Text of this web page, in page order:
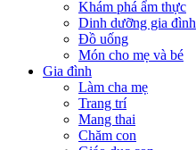
Khám phá ẩm thực
Dinh dưỡng gia đình
Đồ uống
Món cho mẹ và bé
Gia đình
Làm cha mẹ
Trang trí
Mang thai
Chăm con